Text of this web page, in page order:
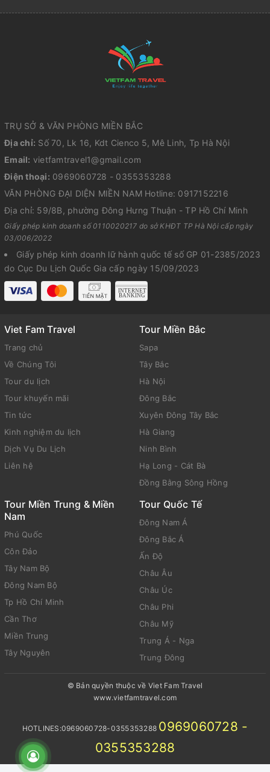
TRỤ SỞ & VĂN PHÒNG MIỀN BẮC
Địa chỉ: Số 70, Lk 16, Kdt Cienco 5, Mê Linh, Tp Hà Nội
Email: vietfamtravel1@gmail.com
Điện thoại: 0969060728 - 0355353288
VĂN PHÒNG ĐẠI DIỆN MIỀN NAM Hotline: 0917152216
Địa chỉ: 59/8B, phường Đông Hưng Thuận - TP Hồ Chí Minh
Giấy phép kinh doanh số 0110020217 do sở KHĐT TP Hà Nội cấp ngày
03/006/2022
Giấy phép kinh doanh lữ hành quốc tế số GP 01-2385/2023
do Cục Du Lịch Quốc Gia cấp ngày 15/09/2023
Viet Fam Travel
Trang chủ
Về Chúng Tôi
Tour du lịch
Tour khuyến mãi
Tin tức
Kinh nghiệm du lịch
Dịch Vụ Du Lịch
Liên hệ
Tour Miền Bắc
Sapa
Tây Bắc
Hà Nội
Đông Bắc
Xuyên Đông Tây Bắc
Hà Giang
Ninh Bình
Hạ Long - Cát Bà
Đồng Bằng Sông Hồng
Tour Miền Trung & Miền
Nam
Phú Quốc
Côn Đảo
Tây Nam Bộ
Đông Nam Bộ
Tp Hồ Chí Minh
Cần Thơ
Miền Trung
Tây Nguyên
Tour Quốc Tế
Đông Nam Á
Đông Bắc Á
Ấn Độ
Châu Âu
Châu Úc
Châu Phi
Châu Mỹ
Trung Á - Nga
Trung Đông
© Bản quyền thuộc về Viet Fam Travel
www.vietfamtravel.com
HOTLINES:0969060728-0355353288 0969060728 -
0355353288